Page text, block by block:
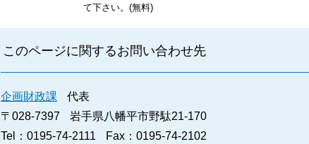
て下さい。(無料)
このページに関するお問い合わせ先
企画財政課
代表
〒028-7397
岩手県八幡平市野駄21-170
Tel：0195-74-2111
Fax：0195-74-2102